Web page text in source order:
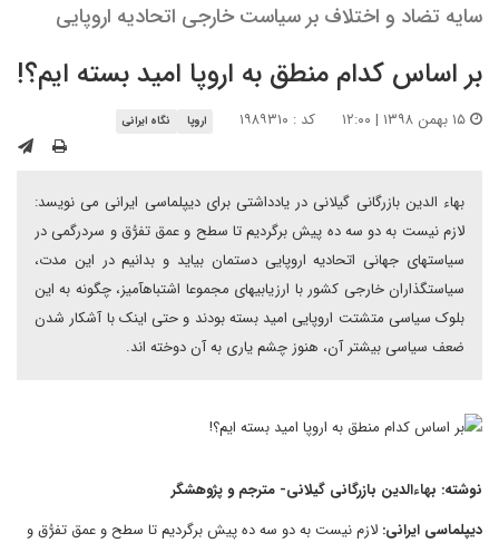
سایه تضاد و اختلاف بر سیاست خارجی اتحادیه اروپایی
بر اساس کدام منطق به اروپا امید بسته ایم؟!
کد : ۱۹۸۹۳۱۰ اروپا نگاه ایرانی
بهاء الدین بازرگانی گیلانی در یادداشتی برای دیپلماسی ایرانی می نویسد:
لازم نیست به دو سه ده پیش برگردیم تا سطح و عمق تفرُّق و سردرگمی در
سیاست‎های جهانی اتحادیه اروپایی دست‎مان بیاید و بدانیم در این مدت،
سیاستگذاران خارجی کشور با ارزیابی‎های مجموعا اشتباه‎آمیز، چگونه به این
بلوک سیاسی متشتت اروپایی امید بسته بودند و حتی اینک با آشکار شدن
ضعف سیاسی بیشتر آن، هنوز چشم یاری به آن دوخته اند.
نوشته: بهاءالدین بازرگانی گیلانی- مترجم و پژوهشگر
دیپلماسی ایرانی: لازم نیست به دو سه ده پیش برگردیم تا سطح و عمق تفرُّق و